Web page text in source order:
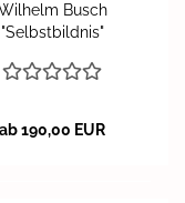
Busch
"Selbst­bild­nis"
ab 190,00 EUR